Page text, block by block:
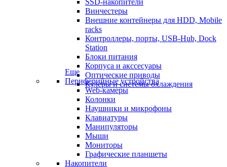
SSD-накопители
Винчестеры
Внешние контейнеры для HDD, Mobile
racks
Контроллеры, порты, USB-Hub, Dock
Station
Блоки питания
Корпуса и акссесуары
Оптические приводы
Кулеры и системы охлаждения
Еще
Периферийные устройства
Web-камеры
Колонки
Наушники и микрофоны
Клавиатуры
Манипуляторы
Мыши
Мониторы
Графические планшеты
Накопители